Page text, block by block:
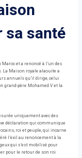
sa santé
et a renoncé à l’un des
La Maison royale alaouite a
annuels qu’il dirige, celui
grand-père Mohamed V et la
uniquement avec des
déclaration qui communique
roi et peuple, qui incarne
l’exil au renoncement à la
qui s’est mobilisé pour
pour le retour de son roi